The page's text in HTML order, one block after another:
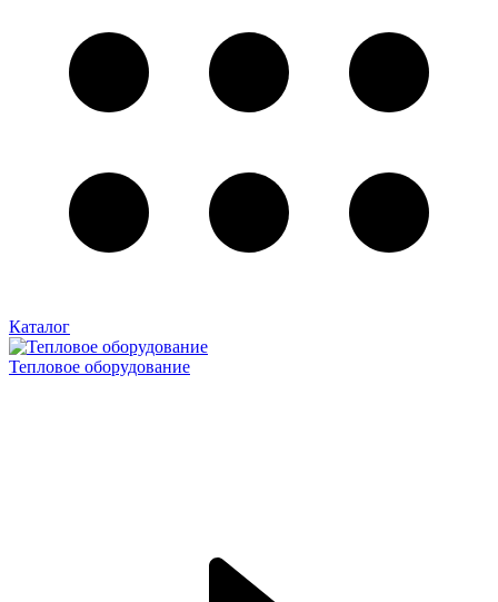
Каталог
Тепловое оборудование